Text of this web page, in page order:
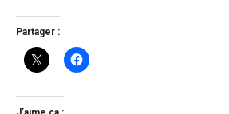
Partager :